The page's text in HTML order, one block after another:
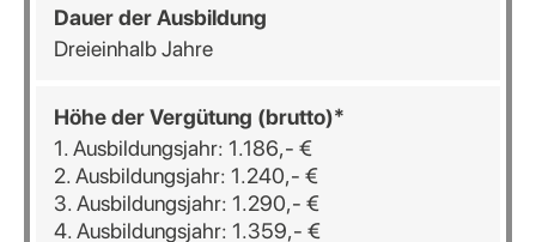
Dauer der Ausbildung
Dreieinhalb Jahre
Höhe der Vergütung (brutto)*
1. Ausbildungsjahr: 1.186,- €
2. Ausbildungsjahr: 1.240,- €
3. Ausbildungsjahr: 1.290,- €
4. Ausbildungsjahr: 1.359,- €